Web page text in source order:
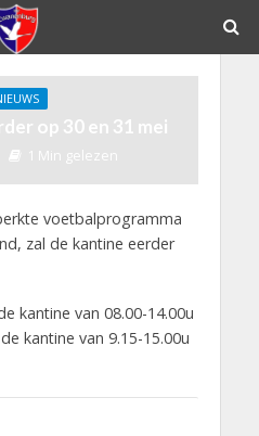
op 30 en 31 mei
1 Min gelezen
voetbalprogramma
zal de kantine eerder
kantine van 08.00-14.00u
kantine van 9.15-15.00u